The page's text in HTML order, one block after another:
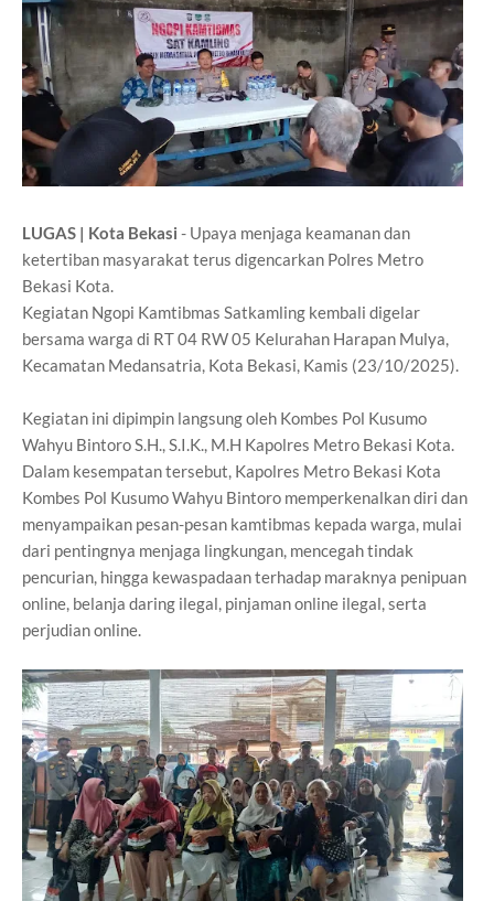
LUGAS | Kota Bekasi - Upaya menjaga keamanan dan
ketertiban masyarakat terus digencarkan Polres Metro
Bekasi Kota.
Kegiatan Ngopi Kamtibmas Satkamling kembali digelar
bersama warga di RT 04 RW 05 Kelurahan Harapan Mulya,
Kecamatan Medansatria, Kota Bekasi, Kamis (23/10/2025).
Kegiatan ini dipimpin langsung oleh Kombes Pol Kusumo
Wahyu Bintoro S.H., S.I.K., M.H Kapolres Metro Bekasi Kota.
Dalam kesempatan tersebut, Kapolres Metro Bekasi Kota
Kombes Pol Kusumo Wahyu Bintoro memperkenalkan diri dan
menyampaikan pesan-pesan kamtibmas kepada warga, mulai
dari pentingnya menjaga lingkungan, mencegah tindak
pencurian, hingga kewaspadaan terhadap maraknya penipuan
online, belanja daring ilegal, pinjaman online ilegal, serta
perjudian online.